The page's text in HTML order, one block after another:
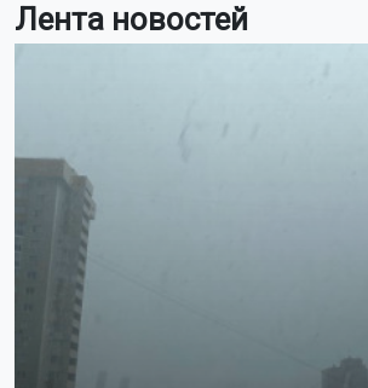
Лента новостей